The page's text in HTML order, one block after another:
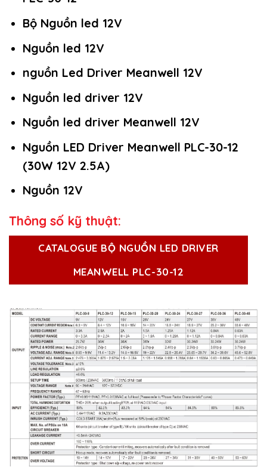
Bộ Nguồn led 12V
Nguồn led 12V
nguồn Led Driver Meanwell 12V
Nguồn led driver 12V
Nguồn led driver Meanwell 12V
Nguồn LED Driver Meanwell PLC-30-12
(30W 12V 2.5A)
Nguồn 12V
Thông số kỹ thuật:
CATALOGUE BỘ NGUỒN LED DRIVER
MEANWELL PLC-30-12